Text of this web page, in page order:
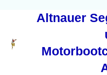
Altnauer